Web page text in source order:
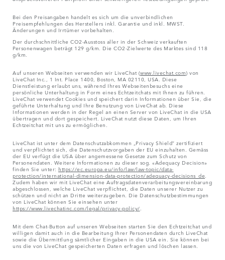
Bei den Preisangaben handelt es sich um die unverbindlichen
Preisempfehlungen des Herstellers inkl. Garantie und inkl. MWST.
Änderungen und Irrtümer vorbehalten.
Der durchschnittliche CO2-Ausstoss aller in der Schweiz verkauften
Personenwagen beträgt 129 g/km. Die CO2-Zielwerte des Marktes sind 118
g/km.
Auf unseren Webseiten verwenden wir LiveChat (www.livechat.com) von
LiveChat Inc., 1 Int. Place 1400, Boston, MA 02110, USA. Diese
Dienstleistung erlaubt uns, während Ihres Webseitenbesuchs eine
persönliche Unterhaltung in Form eines Echtzeitchats mit Ihnen zu führen.
LiveChat verwendet Cookies und speichert darin Informationen über Sie, die
geführte Unterhaltung und Ihre Benutzung von LiveChat ab. Diese
Informationen werden in der Regel an einen Server von LiveChat in die USA
übertragen und dort gespeichert. LiveChat nutzt diese Daten, um Ihren
Echtzeitchat mit uns zu ermöglichen.
LiveChat ist unter dem Datenschutzabkommen „Privacy Shield“ zertifiziert
und verpflichtet sich, die Datenschutzvorgaben der EU einzuhalten. Gemäss
der EU verfügt die USA über angemessene Gesetze zum Schutz von
Personendaten. Weitere Informationen zu dieser sog. «Adequacy Decision»
finden Sie unter: https://ec.europa.eu/info/law/law-topic/data-
protection/international-dimension-data-protection/adequacy-decisions_de.
Zudem haben wir mit LiveChat eine Auftragsdatenverarbeitungsvereinbarung
abgeschlossen, welche LiveChat verpflichtet, die Daten unserer Nutzer zu
schützen und nicht an Dritte weiterzugeben. Die Datenschutzbestimmungen
von LiveChat können Sie einsehen unter
https://www.livechatinc.com/legal/privacy-policy/.
Mit dem Chat-Button auf unseren Webseiten starten Sie den Echtzeitchat und
willigen damit auch in die Bearbeitung Ihrer Personendaten durch LiveChat
sowie die Übermittlung sämtlicher Eingaben in die USA ein. Sie können bei
uns die von LiveChat gespeicherten Daten erfragen und löschen lassen.